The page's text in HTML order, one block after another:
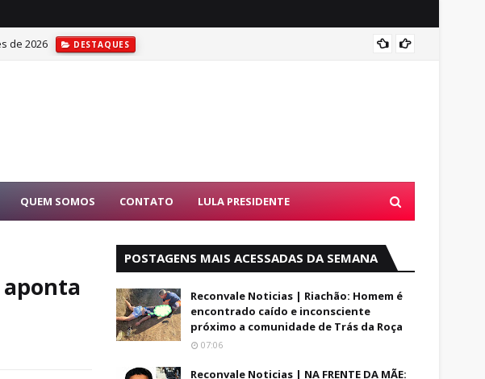
de 2026 DESTAQUES
QUEM SOMOS CONTATO LULA PRESIDENTE
aponta
POSTAGENS MAIS ACESSADAS DA SEMANA
Reconvale Noticias | Riachão: Homem é
encontrado caído e inconsciente
próximo a comunidade de Trás da Roça
07:06
Reconvale Noticias | NA FRENTE DA MÃE: